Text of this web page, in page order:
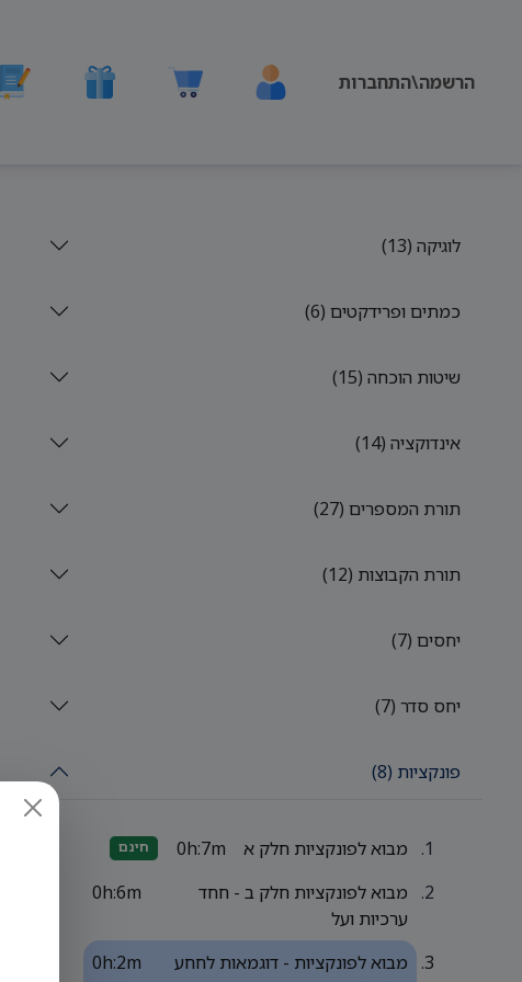
הרשמה\התחברות
לוגיקה (13)
כמתים ופרידקטים (6)
שיטות הוכחה (15)
אינדוקציה (14)
תורת המספרים (27)
תורת הקבוצות (12)
יחסים (7)
יחס סדר (7)
פונקציות (8)
מבוא לפונקציות חלק א 0h:7m חינם
מבוא לפונקציות חלק ב - חחד
ערכיות ועל
0h:6m
מבוא לפונקציות - דוגמאות לחחע
0h:2m